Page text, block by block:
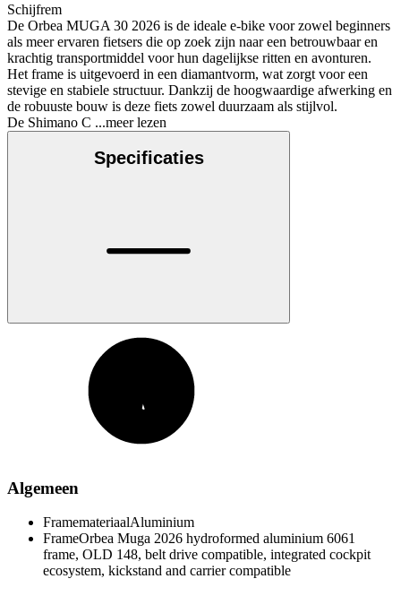
Schijfrem
De Orbea MUGA 30 2026 is de ideale e-bike voor zowel beginners
als meer ervaren fietsers die op zoek zijn naar een betrouwbaar en
krachtig transportmiddel voor hun dagelijkse ritten en avonturen.
Het frame is uitgevoerd in een diamantvorm, wat zorgt voor een
stevige en stabiele structuur. Dankzij de hoogwaardige afwerking en
de robuuste bouw is deze fiets zowel duurzaam als stijlvol.
De Shimano C ...meer lezen
Specificaties
Algemeen
FramemateriaalAluminium
FrameOrbea Muga 2026 hydroformed aluminium 6061
frame, OLD 148, belt drive compatible, integrated cockpit
ecosystem, kickstand and carrier compatible